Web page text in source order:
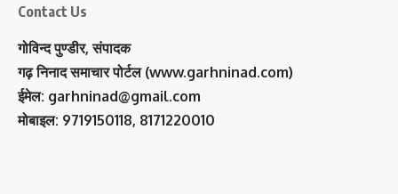
Contact Us
गोविन्द पुण्डीर, संपादक
गढ़ निनाद समाचार पोर्टल (www.garhninad.com)
ईमेल: garhninad@gmail.com
मोबाइल: 9719150118, 8171220010